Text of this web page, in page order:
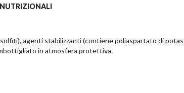
agenti stabilizzanti (contiene poliaspartato di
in atmosfera protettiva.